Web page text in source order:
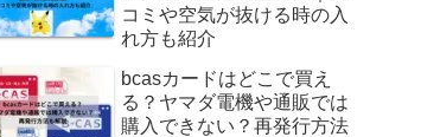
コミや空気が抜ける時の入
れ方も紹介
bcasカードはどこで買え
る？ヤマダ電機や通販では
購入できない？再発行方法